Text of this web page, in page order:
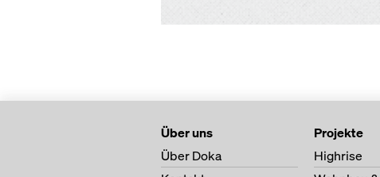
Über uns
Über Doka
Projekte
Highrise